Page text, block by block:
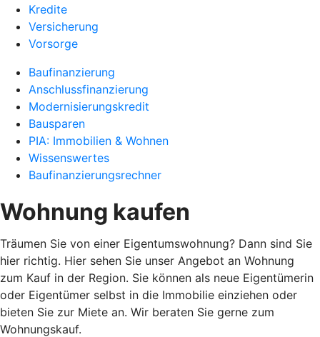
Kredite
Versicherung
Vorsorge
Baufinanzierung
Anschlussfinanzierung
Modernisierungskredit
Bausparen
PIA: Immobilien & Wohnen
Wissenswertes
Baufinanzierungsrechner
Wohnung kaufen
Träumen Sie von einer Eigentumswohnung? Dann sind Sie
hier richtig. Hier sehen Sie unser Angebot an Wohnung
zum Kauf in der Region. Sie können als neue Eigentümerin
oder Eigentümer selbst in die Immobilie einziehen oder
bieten Sie zur Miete an. Wir beraten Sie gerne zum
Wohnungskauf.